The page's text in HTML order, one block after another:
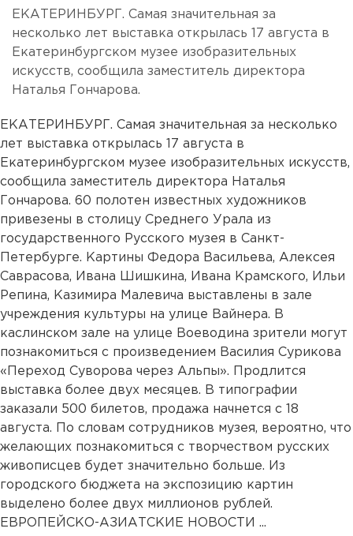
ЕКАТЕРИНБУРГ. Самая значительная за
несколько лет выставка открылась 17 августа в
Екатеринбургском музее изобразительных
искусств, сообщила заместитель директора
Наталья Гончарова.
ЕКАТЕРИНБУРГ. Самая значительная за несколько
лет выставка открылась 17 августа в
Екатеринбургском музее изобразительных искусств,
сообщила заместитель директора Наталья
Гончарова. 60 полотен известных художников
привезены в столицу Среднего Урала из
государственного Русского музея в Санкт-
Петербурге. Картины Федора Васильева, Алексея
Саврасова, Ивана Шишкина, Ивана Крамского, Ильи
Репина, Казимира Малевича выставлены в зале
учреждения культуры на улице Вайнера. В
каслинском зале на улице Воеводина зрители могут
познакомиться с произведением Василия Сурикова
«Переход Суворова через Альпы». Продлится
выставка более двух месяцев. В типографии
заказали 500 билетов, продажа начнется с 18
августа. По словам сотрудников музея, вероятно, что
желающих познакомиться с творчеством русских
живописцев будет значительно больше. Из
городского бюджета на экспозицию картин
выделено более двух миллионов рублей.
ЕВРОПЕЙСКО-АЗИАТСКИЕ НОВОСТИ ...